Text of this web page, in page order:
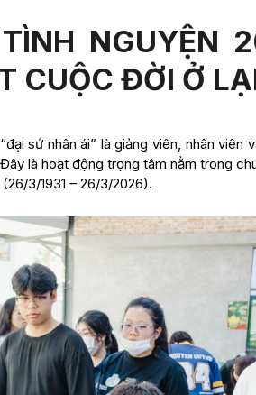
NGUYỆN
CUỘC ĐỜI Ở
sứ nhân ái” là giảng viên, nhân viên
là hoạt động trọng tâm nằm trong
3/1931 – 26/3/2026).